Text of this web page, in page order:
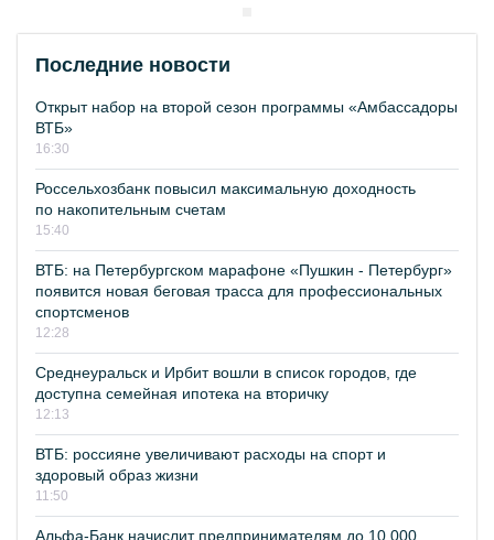
Последние новости
Открыт набор на второй сезон программы «Амбассадоры
ВТБ»
16:30
Россельхозбанк повысил максимальную доходность
по накопительным счетам
15:40
ВТБ: на Петербургском марафоне «Пушкин - Петербург»
появится новая беговая трасса для профессиональных
спортсменов
12:28
Среднеуральск и Ирбит вошли в список городов, где
доступна семейная ипотека на вторичку
12:13
ВТБ: россияне увеличивают расходы на спорт и
здоровый образ жизни
11:50
Альфа-Банк начислит предпринимателям до 10 000